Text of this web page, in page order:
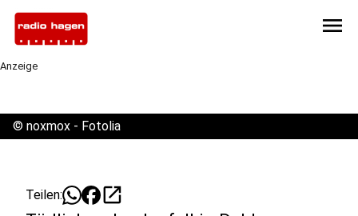
menu
Anzeige
© noxmox - Fotolia
Teilen: open_in_new